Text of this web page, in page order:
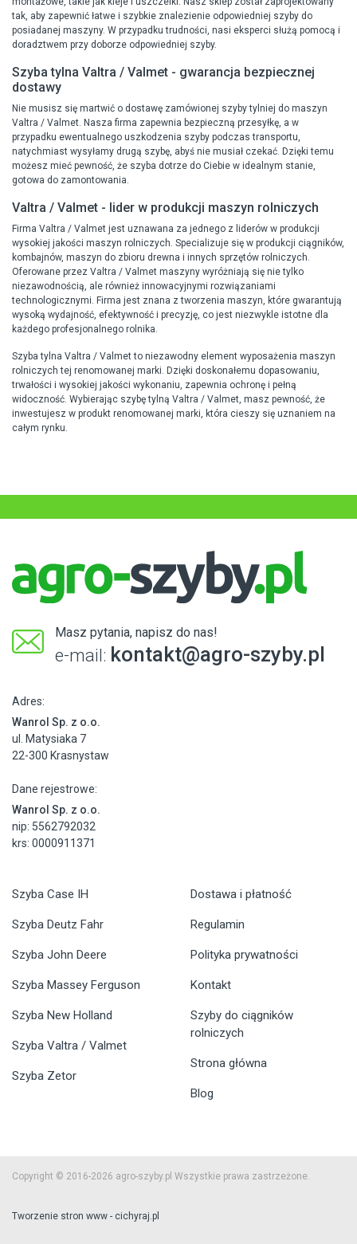
tak, aby zapewnić łatwe i szybkie znalezienie odpowiedniej szyby do
posiadanej maszyny. W przypadku trudności, nasi eksperci służą pomocą i
doradztwem przy doborze odpowiedniej szyby.
Szyba tylna Valtra / Valmet - gwarancja bezpiecznej
dostawy
Nie musisz się martwić o dostawę zamówionej szyby tylniej do maszyn
Valtra / Valmet. Nasza firma zapewnia bezpieczną przesyłkę, a w
przypadku ewentualnego uszkodzenia szyby podczas transportu,
natychmiast wysyłamy drugą szybę, abyś nie musiał czekać. Dzięki temu
możesz mieć pewność, że szyba dotrze do Ciebie w idealnym stanie,
gotowa do zamontowania.
Valtra / Valmet - lider w produkcji maszyn rolniczych
Firma Valtra / Valmet jest uznawana za jednego z liderów w produkcji
wysokiej jakości maszyn rolniczych. Specializuje się w produkcji ciągników,
kombajnów, maszyn do zbioru drewna i innych sprzętów rolniczych.
Oferowane przez Valtra / Valmet maszyny wyróżniają się nie tylko
niezawodnością, ale również innowacyjnymi rozwiązaniami
technologicznymi. Firma jest znana z tworzenia maszyn, które gwarantują
wysoką wydajność, efektywność i precyzję, co jest niezwykle istotne dla
każdego profesjonalnego rolnika.
Szyba tylna Valtra / Valmet to niezawodny element wyposażenia maszyn
rolniczych tej renomowanej marki. Dzięki doskonałemu dopasowaniu,
trwałości i wysokiej jakości wykonaniu, zapewnia ochronę i pełną
widoczność. Wybierając szybę tylną Valtra / Valmet, masz pewność, że
inwestujesz w produkt renomowanej marki, która cieszy się uznaniem na
całym rynku.
Masz pytania, napisz do nas!
e-mail: kontakt@agro-szyby.pl
Adres:
Wanrol Sp. z o.o.
ul. Matysiaka 7
22-300 Krasnystaw
Dane rejestrowe:
Wanrol Sp. z o.o.
nip: 5562792032
krs: 0000911371
Szyba Case IH
Szyba Deutz Fahr
Szyba John Deere
Szyba Massey Ferguson
Szyba New Holland
Szyba Valtra / Valmet
Szyba Zetor
Dostawa i płatność
Regulamin
Polityka prywatności
Kontakt
Szyby do ciągników
rolniczych
Strona główna
Blog
Copyright © 2016-2026 agro-szyby.pl Wszystkie prawa zastrzeżone.
Tworzenie stron www - cichyraj.pl